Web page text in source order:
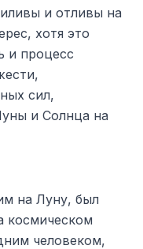
и отливы на
хотя это
и процесс
сил,
и Солнца на
на Луну, был
космическом
человеком,